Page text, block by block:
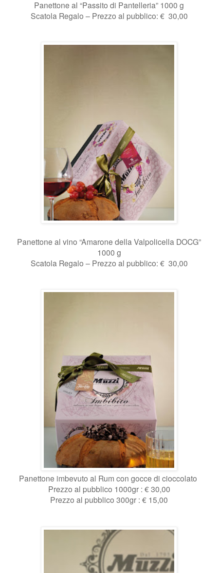
Panettone al “Passito di Pantelleria” 1000 g
Scatola Regalo – Prezzo al pubblico: € 30,00
Panettone al vino “Amarone della Valpolicella DOCG”
1000 g
Scatola Regalo – Prezzo al pubblico: € 30,00
Panettone imbevuto al Rum con gocce di cioccolato
Prezzo al pubblico 1000gr : € 30,00
Prezzo al pubblico 300gr : € 15,00